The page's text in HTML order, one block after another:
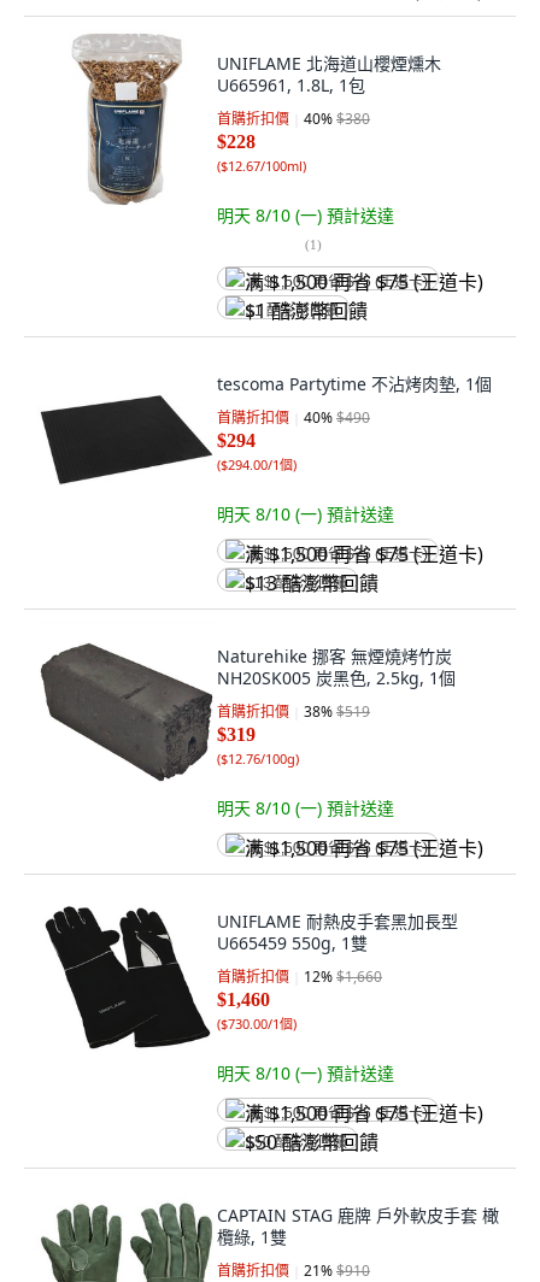
UNIFLAME 北海道山櫻煙燻木
U665961, 1.8L, 1包
首購折扣價 40%$380
$228
($12.67/100ml)
明天 8/10 (一) 預計送達
(1)
满 $1,500 再省 $75 (王道卡)
$1 酷澎幣回饋
tescoma Partytime 不沾烤肉墊, 1個
首購折扣價 40%$490
$294
($294.00/1個)
明天 8/10 (一) 預計送達
满 $1,500 再省 $75 (王道卡)
$13 酷澎幣回饋
Naturehike 挪客 無煙燒烤竹炭
NH20SK005 炭黑色, 2.5kg, 1個
首購折扣價 38%$519
$319
($12.76/100g)
明天 8/10 (一) 預計送達
满 $1,500 再省 $75 (王道卡)
UNIFLAME 耐熱皮手套黑加長型
U665459 550g, 1雙
首購折扣價 12%$1,660
$1,460
($730.00/1個)
明天 8/10 (一) 預計送達
满 $1,500 再省 $75 (王道卡)
$50 酷澎幣回饋
CAPTAIN STAG 鹿牌 戶外軟皮手套 橄
欖綠, 1雙
首購折扣價 21%$910